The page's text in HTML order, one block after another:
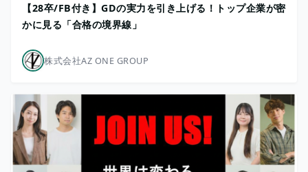
【28卒/FB付き】GDの実力を引き上げる！トップ企業が密
かに見る「合格の境界線」
株式会社AZ ONE GROUP